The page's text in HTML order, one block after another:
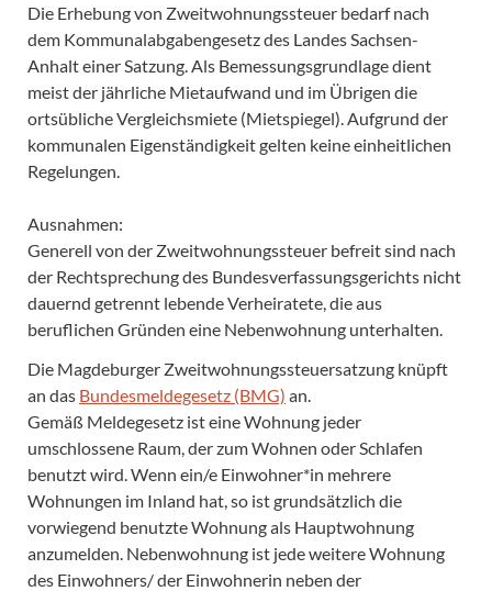
Die Erhebung von Zweitwohnungssteuer bedarf nach
dem Kommunalabgabengesetz des Landes Sachsen-
Anhalt einer Satzung. Als Bemessungsgrundlage dient
meist der jährliche Mietaufwand und im Übrigen die
ortsübliche Vergleichsmiete (Mietspiegel). Aufgrund der
kommunalen Eigenständigkeit gelten keine einheitlichen
Regelungen.
Ausnahmen:
Generell von der Zweitwohnungssteuer befreit sind nach
der Rechtsprechung des Bundesverfassungsgerichts nicht
dauernd getrennt lebende Verheiratete, die aus
beruflichen Gründen eine Nebenwohnung unterhalten.
Die Magdeburger Zweitwohnungssteuersatzung knüpft
an das Bundesmeldegesetz (BMG) an.
Gemäß Meldegesetz ist eine Wohnung jeder
umschlossene Raum, der zum Wohnen oder Schlafen
benutzt wird. Wenn ein/e Einwohner*in mehrere
Wohnungen im Inland hat, so ist grundsätzlich die
vorwiegend benutzte Wohnung als Hauptwohnung
anzumelden. Nebenwohnung ist jede weitere Wohnung
des Einwohners/ der Einwohnerin neben der